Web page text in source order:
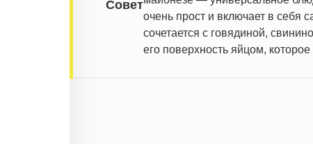
Совет
очень прост и включает в себя
сочетается с говядиной,
его поверхность яйцом,